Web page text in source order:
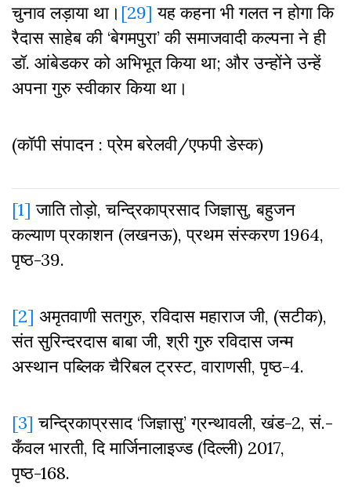
चुनाव लड़ाया था। [29] यह कहना भी गलत न होगा कि
रैदास साहेब की ‘बेगमपुरा’ की समाजवादी कल्पना ने ही
डॉ. आंबेडकर को अभिभूत किया था; और उन्होंने उन्हें
अपना गुरु स्वीकार किया था।
(कॉपी संपादन : प्रेम बरेलवी/एफपी डेस्क)
[1] जाति तोड़ो, चन्द्रिकाप्रसाद जिज्ञासु, बहुजन
कल्याण प्रकाशन (लखनऊ), प्रथम संस्करण 1964,
पृष्ठ-39.
[2] अमृतवाणी सतगुरु, रविदास महाराज जी, (सटीक),
संत सुरिन्दरदास बाबा जी, श्री गुरु रविदास जन्म
अस्थान पब्लिक चैरिबल ट्रस्ट, वाराणसी, पृष्ठ-4.
[3] चन्द्रिकाप्रसाद ‘जिज्ञासु’ ग्रन्थावली, खंड-2, सं.-
कँवल भारती, दि मार्जिनालाइज्ड (दिल्ली) 2017,
पृष्ठ-168.